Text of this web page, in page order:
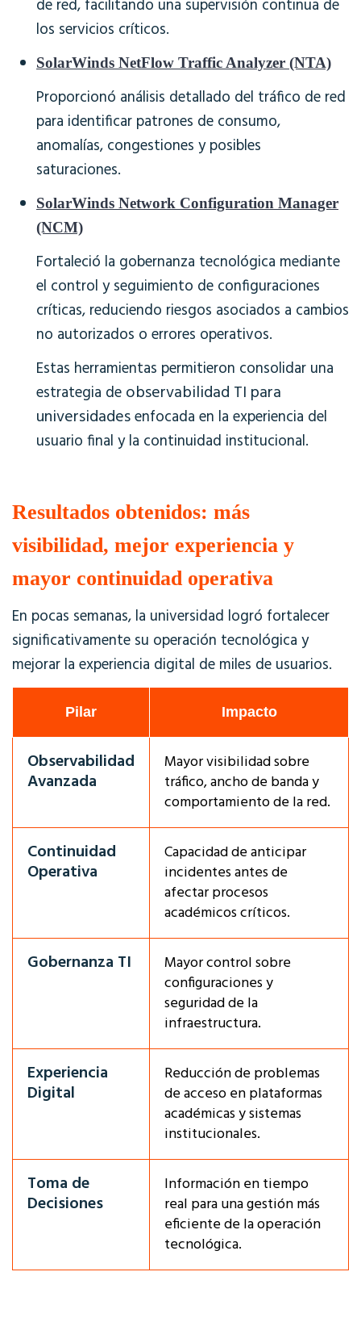
de red, facilitando una supervisión continua de
los servicios críticos.
SolarWinds NetFlow Traffic Analyzer (NTA)
Proporcionó análisis detallado del tráfico de red
para identificar patrones de consumo,
anomalías, congestiones y posibles
saturaciones.
SolarWinds Network Configuration Manager
(NCM)
Fortaleció la gobernanza tecnológica mediante
el control y seguimiento de configuraciones
críticas, reduciendo riesgos asociados a cambios
no autorizados o errores operativos.
Estas herramientas permitieron consolidar una
estrategia de observabilidad TI para
universidadesenfocada en la experiencia del
usuario final y la continuidad institucional.
Resultados obtenidos: más
visibilidad, mejor experiencia y
mayor continuidad operativa
En pocas semanas, la universidad logró fortalecer
significativamente su operación tecnológica y
mejorar la experiencia digital de miles de usuarios.
Pilar Impacto
Observabilidad
Avanzada
Mayor visibilidad sobre
tráfico, ancho de banda y
comportamiento de la red.
Continuidad
Operativa
Capacidad de anticipar
incidentes antes de
afectar procesos
académicos críticos.
Gobernanza TI
Mayor control sobre
configuraciones y
seguridad de la
infraestructura.
Experiencia
Digital
Reducción de problemas
de acceso en plataformas
académicas y sistemas
institucionales.
Toma de
Decisiones
Información en tiempo
real para una gestión más
eficiente de la operación
tecnológica.